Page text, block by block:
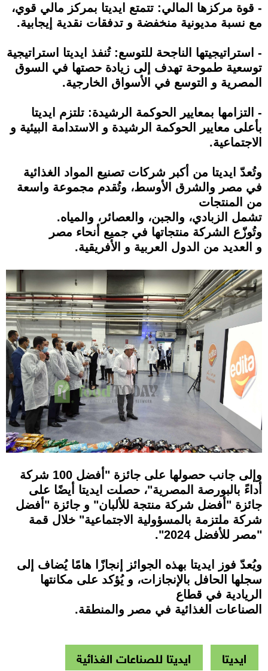
- قوة مركزها المالي: تتمتع ايديتا بمركز مالي قوي،
مع نسبة مديونية منخفضة و تدفقات نقدية إيجابية.
- استراتيجيتها الناجحة للتوسع: تُنفذ ايديتا استراتيجية
توسعية طموحة تهدف إلى زيادة حصتها في السوق
المصرية و التوسع في الأسواق الخارجية.
- التزامها بمعايير الحوكمة الرشيدة: تلتزم ايديتا
بأعلى معايير الحوكمة الرشيدة و الاستدامة البيئية و
الاجتماعية.
وتُعدّ ايديتا من أكبر شركات تصنيع المواد الغذائية
في مصر والشرق الأوسط، وتُقدم مجموعة واسعة
من المنتجات
تشمل الزبادي، والجبن، والعصائر، والمياه.
وتُوزّع الشركة منتجاتها في جميع أنحاء مصر
و العديد من الدول العربية و الأفريقية.
وإلى جانب حصولها على جائزة "أفضل 100 شركة
أداءً بالبورصة المصرية"، حصلت ايديتا أيضًا على
جائزة "أفضل شركة منتجة للألبان" و جائزة "أفضل
شركة ملتزمة بالمسؤولية الاجتماعية" خلال قمة
"مصر للأفضل 2024".
ويُعدّ فوز ايديتا بهذه الجوائز إنجازًا هامًا يُضاف إلى
سجلها الحافل بالإنجازات، و يُؤكد على مكانتها
الريادية في قطاع
الصناعات الغذائية في مصر والمنطقة.
ايديتا ايديتا للصناعات الغذائية